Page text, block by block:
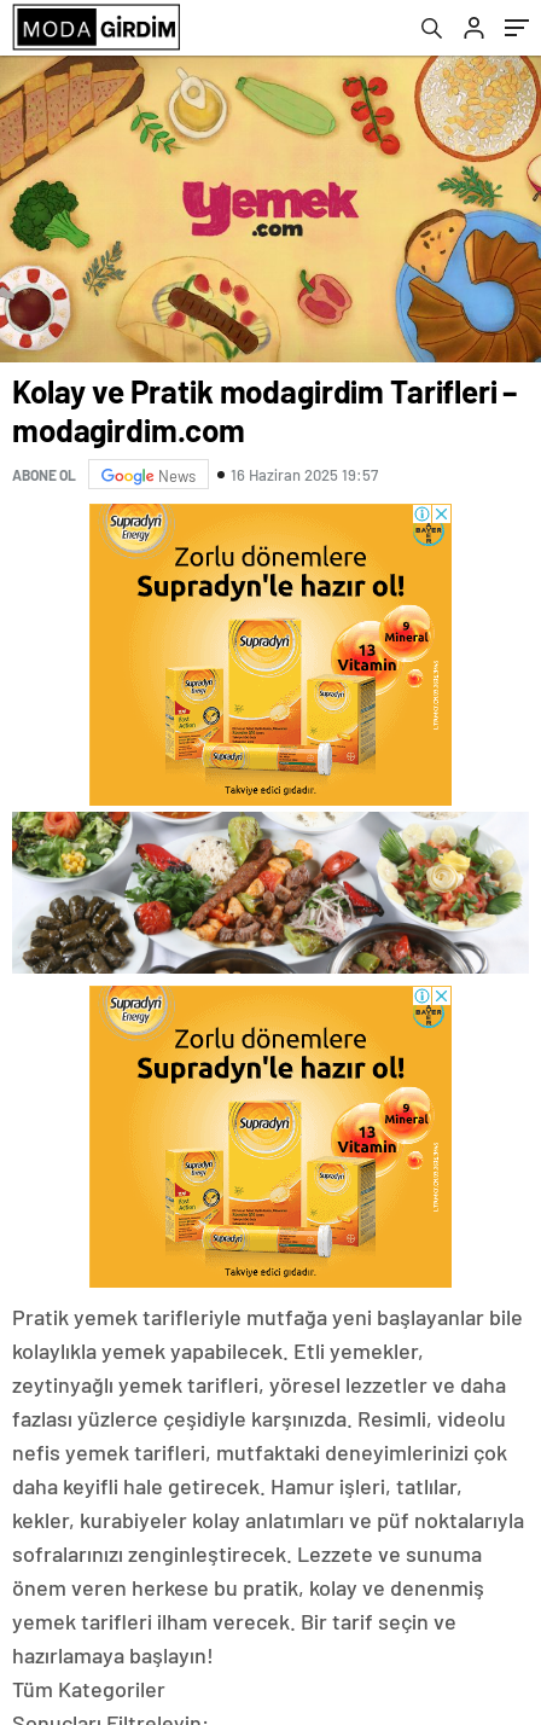
Kolay ve Pratik modagirdim Tarifleri –
modagirdim.com
ABONE OL News 16 Haziran 2025 19:57
Pratik yemek tarifleriyle mutfağa yeni başlayanlar bile
kolaylıkla yemek yapabilecek. Etli yemekler,
zeytinyağlı yemek tarifleri, yöresel lezzetler ve daha
fazlası yüzlerce çeşidiyle karşınızda. Resimli, videolu
nefis yemek tarifleri, mutfaktaki deneyimlerinizi çok
daha keyifli hale getirecek. Hamur işleri, tatlılar,
kekler, kurabiyeler kolay anlatımları ve püf noktalarıyla
sofralarınızı zenginleştirecek. Lezzete ve sunuma
önem veren herkese bu pratik, kolay ve denenmiş
yemek tarifleri ilham verecek. Bir tarif seçin ve
hazırlamaya başlayın!
Tüm Kategoriler